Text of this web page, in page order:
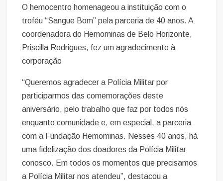
O hemocentro homenageou a instituição com o
troféu “Sangue Bom” pela parceria de 40 anos. A
coordenadora do Hemominas de Belo Horizonte,
Priscilla Rodrigues, fez um agradecimento à
corporação
“Queremos agradecer a Polícia Militar por
participarmos das comemorações deste
aniversário, pelo trabalho que faz por todos nós
enquanto comunidade e, em especial, a parceria
com a Fundação Hemominas. Nesses 40 anos, há
uma fidelização dos doadores da Polícia Militar
conosco. Em todos os momentos que precisamos
a Polícia Militar nos atendeu”, destacou a